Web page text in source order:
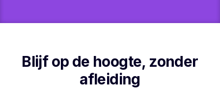
Blijf op de hoogte, zonder
afleiding